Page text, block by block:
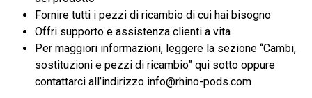
Fornire tutti i pezzi di ricambio di cui hai bisogno
Offri supporto e assistenza clienti a vita
Per maggiori informazioni, leggere la sezione “Cambi,
sostituzioni e pezzi di ricambio” qui sotto oppure
contattarci all’indirizzo info@rhino-pods.com